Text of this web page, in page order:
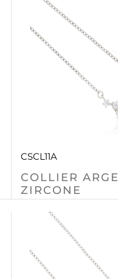
CSCL11A
COLLIER
ZIRCONE